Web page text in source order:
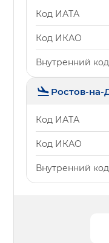
Код ИАТА
Код ИКАО
Внутренний код
Код ИАТА
Код ИКАО
Внутренний код